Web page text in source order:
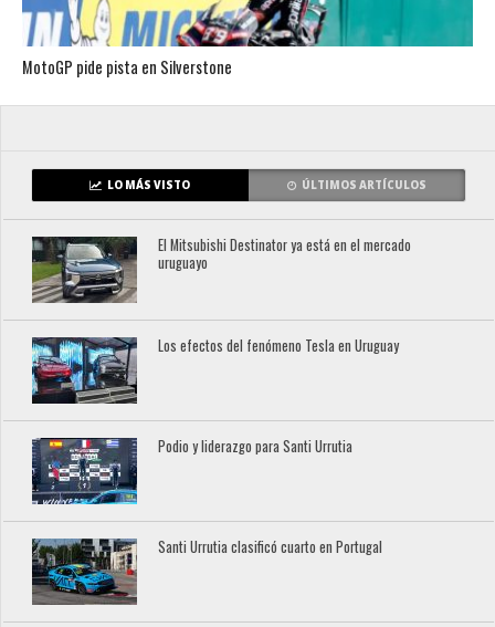
MotoGP pide pista en Silverstone
LO MÁS VISTO ÚLTIMOS ARTÍCULOS
El Mitsubishi Destinator ya está en el mercado
uruguayo
Los efectos del fenómeno Tesla en Uruguay
Podio y liderazgo para Santi Urrutia
Santi Urrutia clasificó cuarto en Portugal